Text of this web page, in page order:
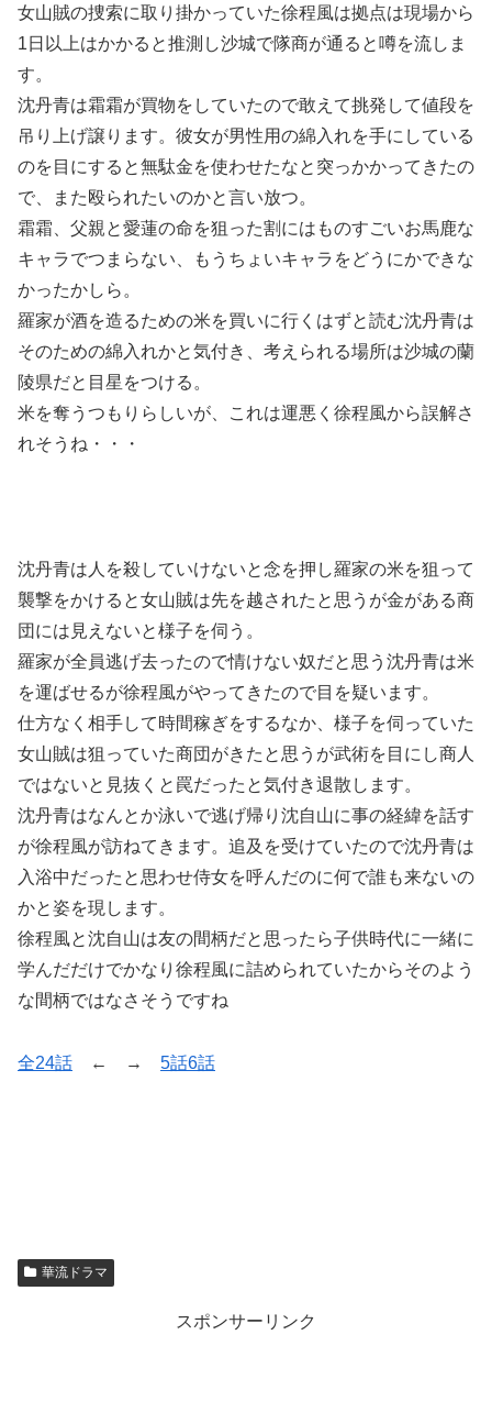
女山賊の捜索に取り掛かっていた徐程風は拠点は現場から
1日以上はかかると推測し沙城で隊商が通ると噂を流しま
す。
沈丹青は霜霜が買物をしていたので敢えて挑発して値段を
吊り上げ譲ります。彼女が男性用の綿入れを手にしている
のを目にすると無駄金を使わせたなと突っかかってきたの
で、また殴られたいのかと言い放つ。
霜霜、父親と愛蓮の命を狙った割にはものすごいお馬鹿な
キャラでつまらない、もうちょいキャラをどうにかできな
かったかしら。
羅家が酒を造るための米を買いに行くはずと読む沈丹青は
そのための綿入れかと気付き、考えられる場所は沙城の蘭
陵県だと目星をつける。
米を奪うつもりらしいが、これは運悪く徐程風から誤解さ
れそうね・・・
沈丹青は人を殺していけないと念を押し羅家の米を狙って
襲撃をかけると女山賊は先を越されたと思うが金がある商
団には見えないと様子を伺う。
羅家が全員逃げ去ったので情けない奴だと思う沈丹青は米
を運ばせるが徐程風がやってきたので目を疑います。
仕方なく相手して時間稼ぎをするなか、様子を伺っていた
女山賊は狙っていた商団がきたと思うが武術を目にし商人
ではないと見抜くと罠だったと気付き退散します。
沈丹青はなんとか泳いで逃げ帰り沈自山に事の経緯を話す
が徐程風が訪ねてきます。追及を受けていたので沈丹青は
入浴中だったと思わせ侍女を呼んだのに何で誰も来ないの
かと姿を現します。
徐程風と沈自山は友の間柄だと思ったら子供時代に一緒に
学んだだけでかなり徐程風に詰められていたからそのよう
な間柄ではなさそうですね
全24話 ← → 5話6話
華流ドラマ
スポンサーリンク